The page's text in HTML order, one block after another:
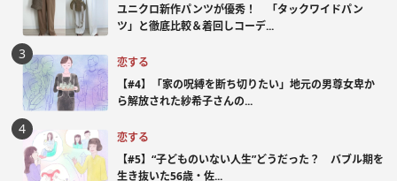
ユニクロ新作パンツが優秀！ 「タックワイドパン
ツ」と徹底比較＆着回しコーデ...
恋する
【#4】「家の呪縛を断ち切りたい」地元の男尊女卑か
ら解放された紗希子さんの...
恋する
【#5】“子どものいない人生”どうだった？ バブル期を
生き抜いた56歳・佐...